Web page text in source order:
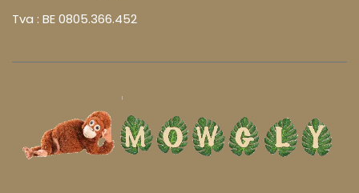
Tva : BE 0805.366.452